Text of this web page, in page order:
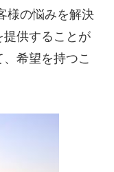
様の悩みを解決
供することが
希望を持つこ